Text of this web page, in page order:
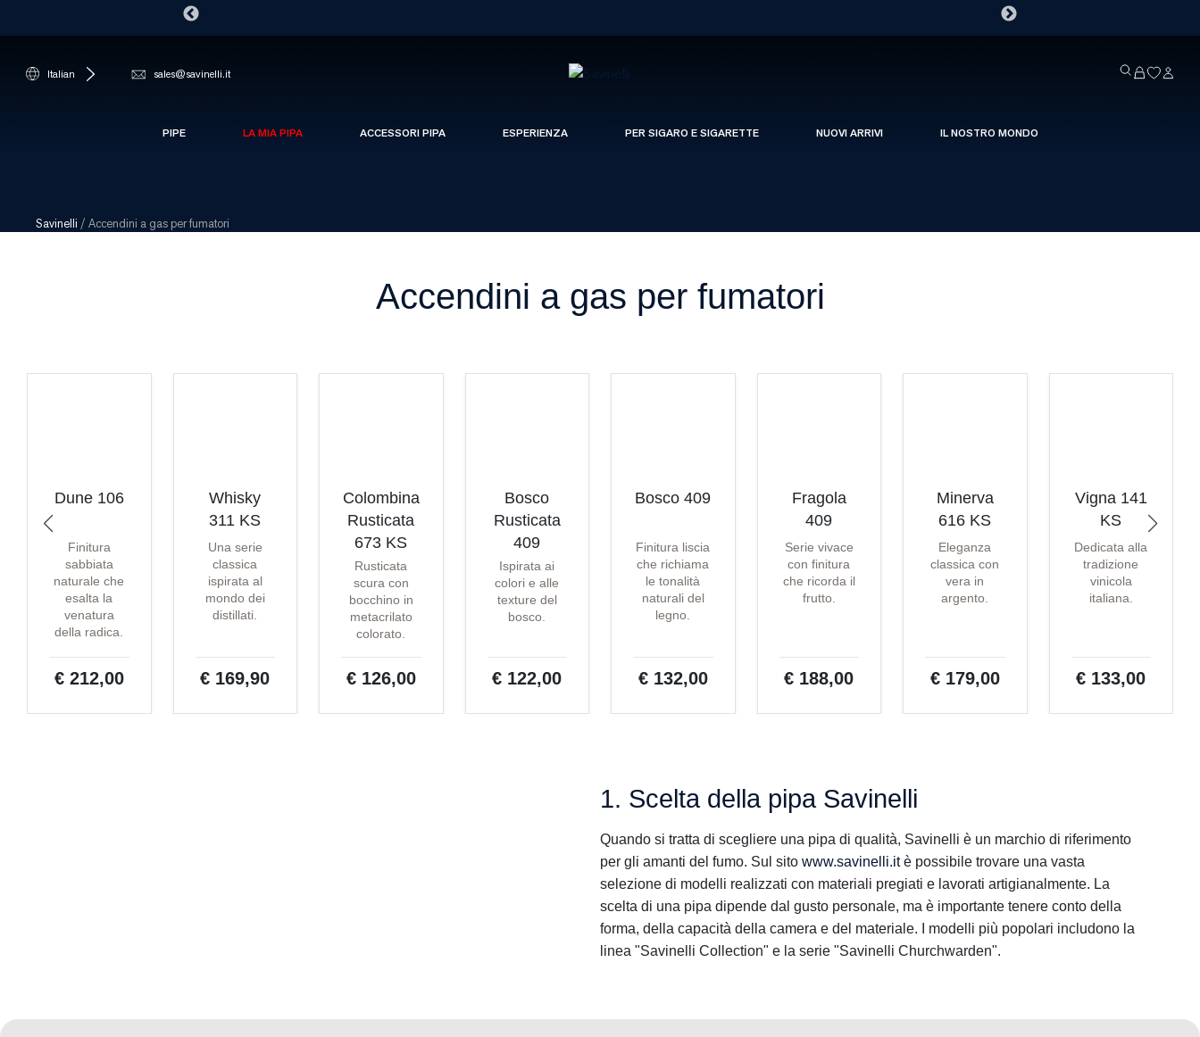
Italian sales@savinelli.it
PIPE LA MIA PIPA ACCESSORI PIPA ESPERIENZA PER SIGARO E SIGARETTE NUOVI ARRIVI IL NOSTRO MONDO
Savinelli / Accendini a gas per fumatori
Accendini a gas per fumatori
Dune 106
Finitura
sabbiata
naturale che
esalta la
venatura
della radica.
€ 212,00
Whisky
311 KS
Una serie
classica
ispirata al
mondo dei
distillati.
€ 169,90
Colombina
Rusticata
673 KS
Rusticata
scura con
bocchino in
metacrilato
colorato.
€ 126,00
Bosco
Rusticata
409
Ispirata ai
colori e alle
texture del
bosco.
€ 122,00
Bosco 409
Finitura liscia
che richiama
le tonalità
naturali del
legno.
€ 132,00
Fragola
409
Serie vivace
con finitura
che ricorda il
frutto.
€ 188,00
Minerva
616 KS
Eleganza
classica con
vera in
argento.
€ 179,00
Vigna 141
KS
Dedicata alla
tradizione
vinicola
italiana.
€ 133,00
1. Scelta della pipa Savinelli
Quando si tratta di scegliere una pipa di qualità, Savinelli è un marchio di riferimento
per gli amanti del fumo. Sul sito www.savinelli.itè possibile trovare una vasta
selezione di modelli realizzati con materiali pregiati e lavorati artigianalmente. La
scelta di una pipa dipende dal gusto personale, ma è importante tenere conto della
forma, della capacità della camera e del materiale. I modelli più popolari includono la
linea "Savinelli Collection" e la serie "Savinelli Churchwarden".